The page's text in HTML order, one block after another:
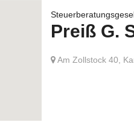
Preiß G.
Am Zollstock 40,